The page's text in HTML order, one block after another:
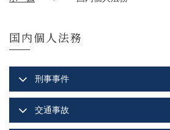
国内個人法務
刑事事件
交通事故